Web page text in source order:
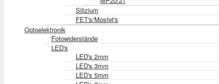
Silizium
FET's/Mosfet's
Optoelektronik
Fotowiderstände
LED's
LED's 2mm
LED's 3mm
LED's 5mm